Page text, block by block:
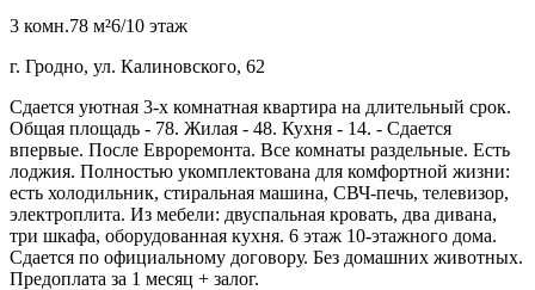
3 комн.78 м²6/10 этаж
г. Гродно, ул. Калиновского, 62
Сдается уютная 3-х комнатная квартира на длительный срок.
Общая площадь - 78. Жилая - 48. Кухня - 14. - Сдается
впервые. После Евроремонта. Все комнаты раздельные. Есть
лоджия. Полностью укомплектована для комфортной жизни:
есть холодильник, стиральная машина, СВЧ-печь, телевизор,
электроплита. Из мебели: двуспальная кровать, два дивана,
три шкафа, оборудованная кухня. 6 этаж 10-этажного дома.
Сдается по официальному договору. Без домашних животных.
Предоплата за 1 месяц + залог.